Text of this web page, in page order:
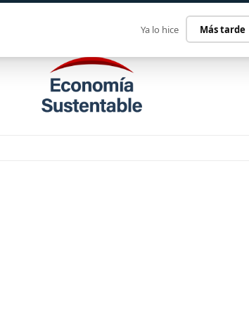
Ya lo hice Más tarde